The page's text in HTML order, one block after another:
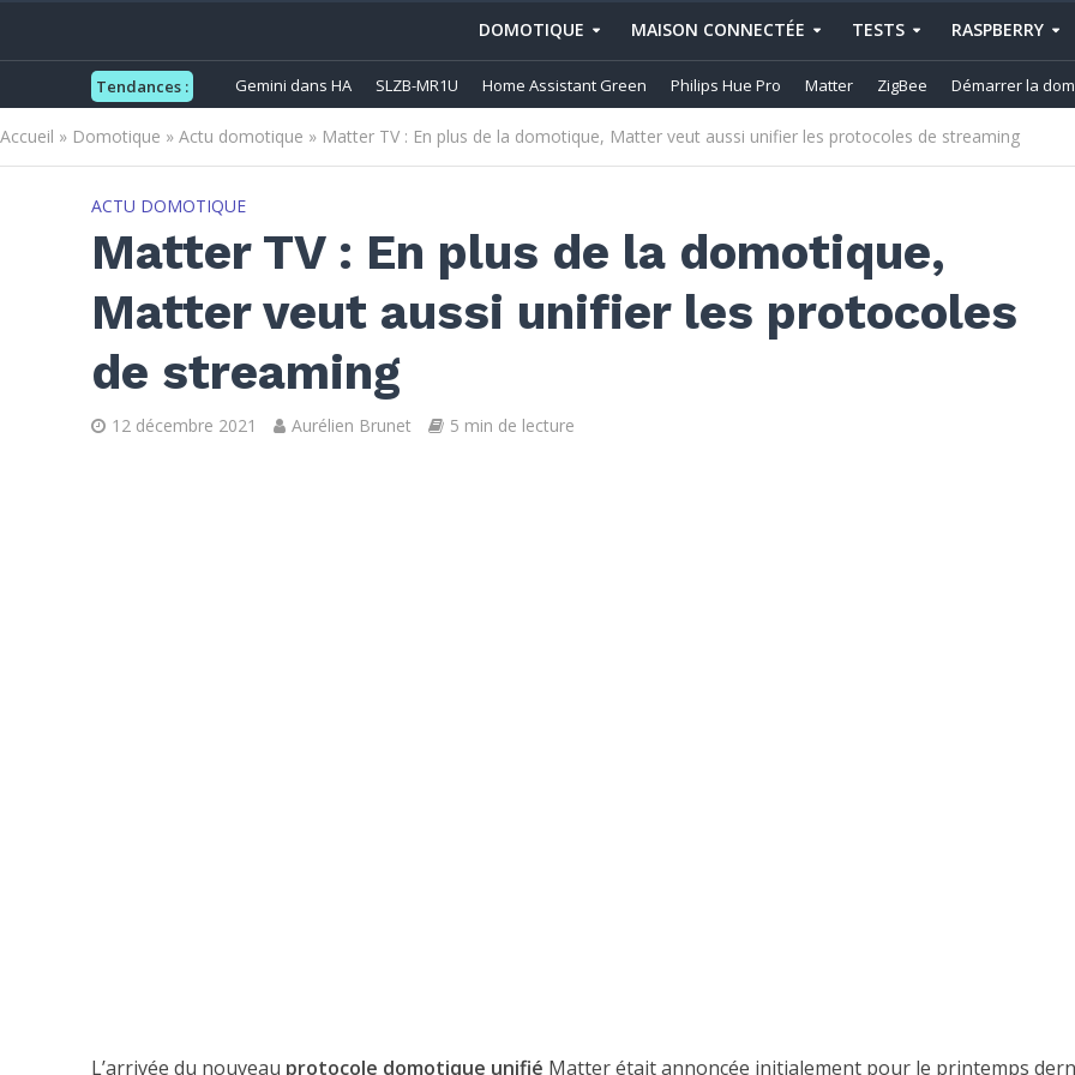
DOMOTIQUE MAISON CONNECTÉE TESTS RASPBERRY
Tendances : Gemini dans HA SLZB-MR1U Home Assistant Green Philips Hue Pro Matter ZigBee Démarrer la
Accueil » Domotique » Actu domotique » Matter TV : En plus de la domotique, Matter veut aussi unifier les protocoles de streaming
ACTU DOMOTIQUE
Matter TV : En plus de la domotique,
Matter veut aussi unifier les protocoles
de streaming
12 décembre 2021 Aurélien Brunet 5 min de lecture
L’arrivée du nouveau protocole domotique unifié Matter était annoncée initialement pour le printemps